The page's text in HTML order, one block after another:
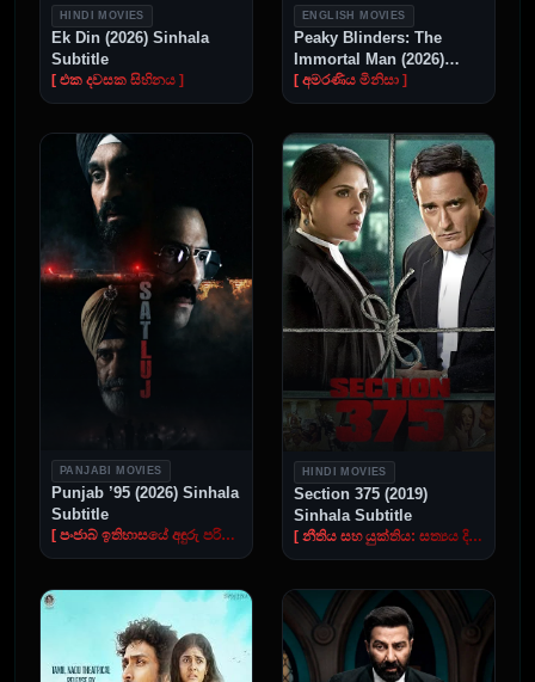
HINDI MOVIES
Ek Din (2026) Sinhala
Subtitle
[ එක දවසක සිහිනය ]
ENGLISH MOVIES
Peaky Blinders: The
Immortal Man (2026)
Sinhala Subtitle
[ අමරණිය මිනිසා ]
PANJABI MOVIES
Punjab ’95 (2026) Sinhala
Subtitle
[ පංජාබ් ඉතිහාසයේ අඳුරු පරිච්ඡේද​ය ]
HINDI MOVIES
Section 375 (2019)
Sinhala Subtitle
[ නීතිය සහ යුක්තිය: සත්‍යය දිනන සටන ]